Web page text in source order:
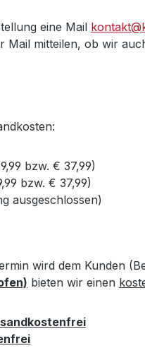
eine Mail
mitteilen, ob wir
bzw. € 37,99)
bzw. € 37,99)
ausgeschlossen)
wird dem Kunden
bieten wir einen